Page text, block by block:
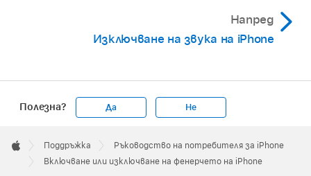
Напред
Изключване на звука на iPhone
Полезна? Да Не
Footer

Apple
Поддръжка
Ръководство на потребителя за iPhone
Включване или изключване на фенерчето на iPhone